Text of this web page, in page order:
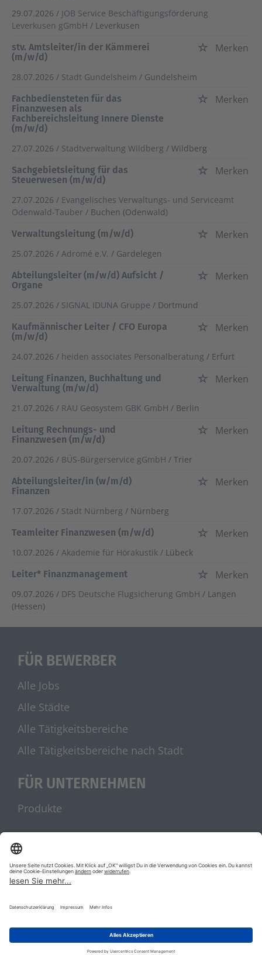
29.07.2026 / JOB Service Beschäftigungsförderung
Leverkusen gGmbH / Leverkusen
stv. Amtsleiter/in der Kämmerei
(m/w/d)
Merken
28.07.2026 / Stadt Gundelsheim / Gundelsheim
Fachbediensteten für das
Finanzwesen als
Fachbereichsleitung Innere Dienste
(m/w/d)
Merken
27.07.2026 / Stadtverwaltung Wildberg / Wildberg
Sachgebietsleitung für das
Steuerwesen (m/w/d)
Merken
27.07.2026 / Evangelisches Verwaltungs- und Serviceamt
Odenwald-Tauber / Buchen (Odenwald)
Verwaltungsleitung (m/w/d)
Merken
25.07.2026 / Adromé e.V. / Gardelegen
Abteilungsleiter (m/w/d) Aufsicht /
Organe
Merken
25.07.2026 / SIGNAL IDUNA Gruppe / Dortmund
Kaufmännischer Leiter / CFO Europa
(m/w/d)
Merken
24.07.2026 / heiden associates Personalberatung / Erfurt
Leitung Finanzen, Buchhaltung und
Verwaltung (m/w/d)
Merken
21.07.2026 / RAU Geosystem GBK GmbH / Berlin
Leitung Rechnungs- und
Finanzwesen (m/w/d)
Merken
20.07.2026 / BÜS-Bürgerservice gGmbH / Trier
Abteilungsleiter/in (w/m/d)
Finanzen
Merken
17.07.2026 / Stadt Nürnberg / Nürnberg
Teamleiter Finanzwesen (m/w/d)
Merken
10.07.2026 / Akademie für Hörakustik / Lübeck
Leiter* Finanzmanagement
Merken
09.07.2026 / DFS Deutsche Flugsicherung GmbH / Langen
(Hessen)
FÜR BEWERBER
Alle Jobs
Alle Städte
Alle Tätigkeitsbereiche
Alle Tätigkeitsbereiche nach Stadt
FÜR UNTERNEHMEN
Produkte
UNSERE PARTNER
stellenanzeigen.de
Jobblitz.de
AGB | Datenschutz | Impressum